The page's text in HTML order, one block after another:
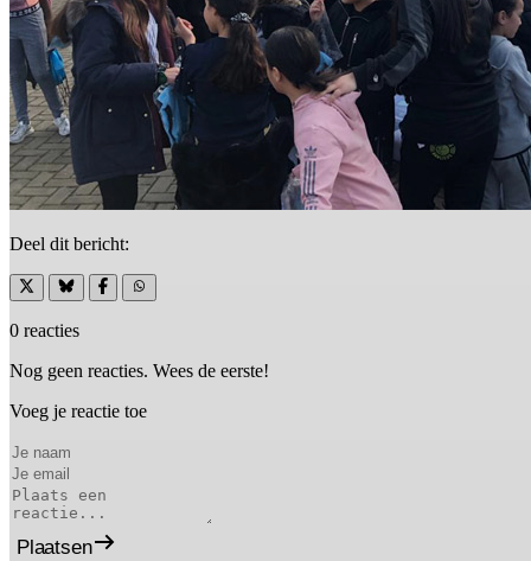
Deel dit bericht:
0 reacties
Nog geen reacties. Wees de eerste!
Voeg je reactie toe
Plaatsen